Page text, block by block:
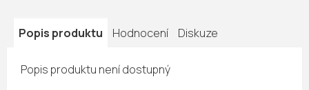
Popis produktu Hodnocení Diskuze
Popis produktu není dostupný